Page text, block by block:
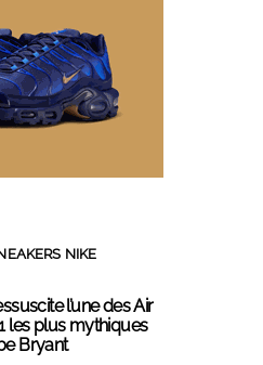
NIKE
l’une des Air
les plus mythiques
Bryant